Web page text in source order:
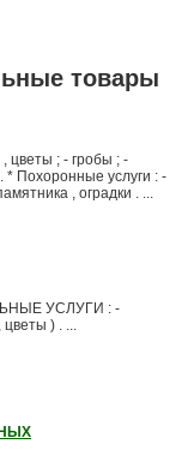
товары
цветы ; - гробы ; -
* Похоронные услуги : -
, оградки . ...
УСЛУГИ : -
) . ...